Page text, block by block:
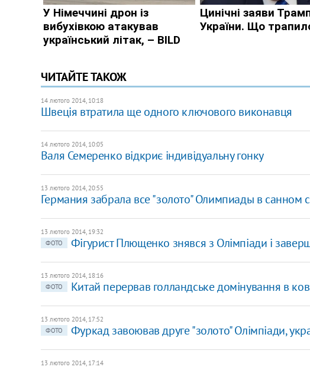
ЧИТАЙТЕ ТАКОЖ
14 лютого 2014, 10:18
Швеція втратила ще одного ключового виконавця
14 лютого 2014, 10:05
Валя Семеренко відкриє індивідуальну гонку
13 лютого 2014, 20:55
Германия забрала все "золото" Олимпиады в санном
13 лютого 2014, 19:32
ФОТО
Фігурист Плющенко знявся з Олімпіади і
13 лютого 2014, 18:16
ФОТО
Китай перервав голландське домінування в
13 лютого 2014, 17:52
ФОТО
Фуркад завоював друге "золото" Олімпіади,
13 лютого 2014, 17:14